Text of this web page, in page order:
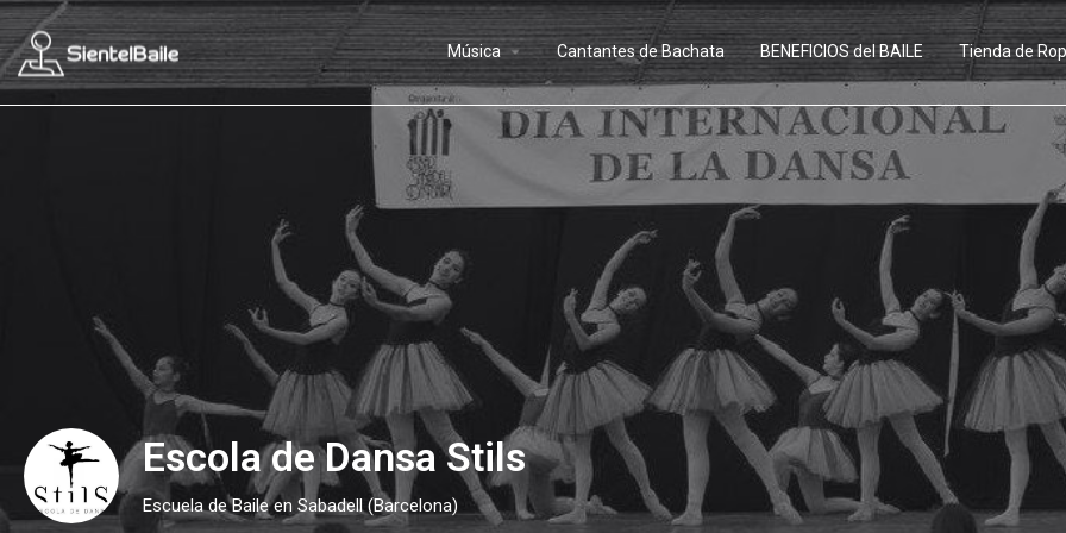
Música arrow_drop_down Cantantes de Bachata BENEFICIOS del BAILE Tienda de
Escola de Dansa Stils
Escuela de Baile en Sabadell (Barcelona)